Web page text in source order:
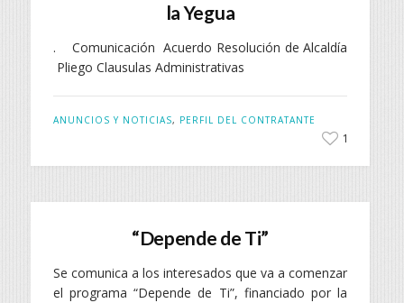
la Yegua
. Comunicación Acuerdo Resolución de Alcaldía
Pliego Clausulas Administrativas
ANUNCIOS Y NOTICIAS, PERFIL DEL CONTRATANTE
1
“Depende de Ti”
Se comunica a los interesados que va a comenzar
el programa “Depende de Ti”, financiado por la